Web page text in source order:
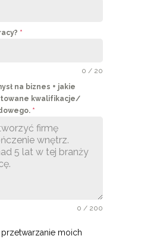
*
0 / 20
na biznes + jakie
kwalifikacje/
*
0 / 200
moich